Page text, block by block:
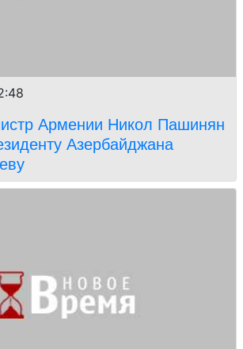
Армении Никол Пашинян
Азербайджана